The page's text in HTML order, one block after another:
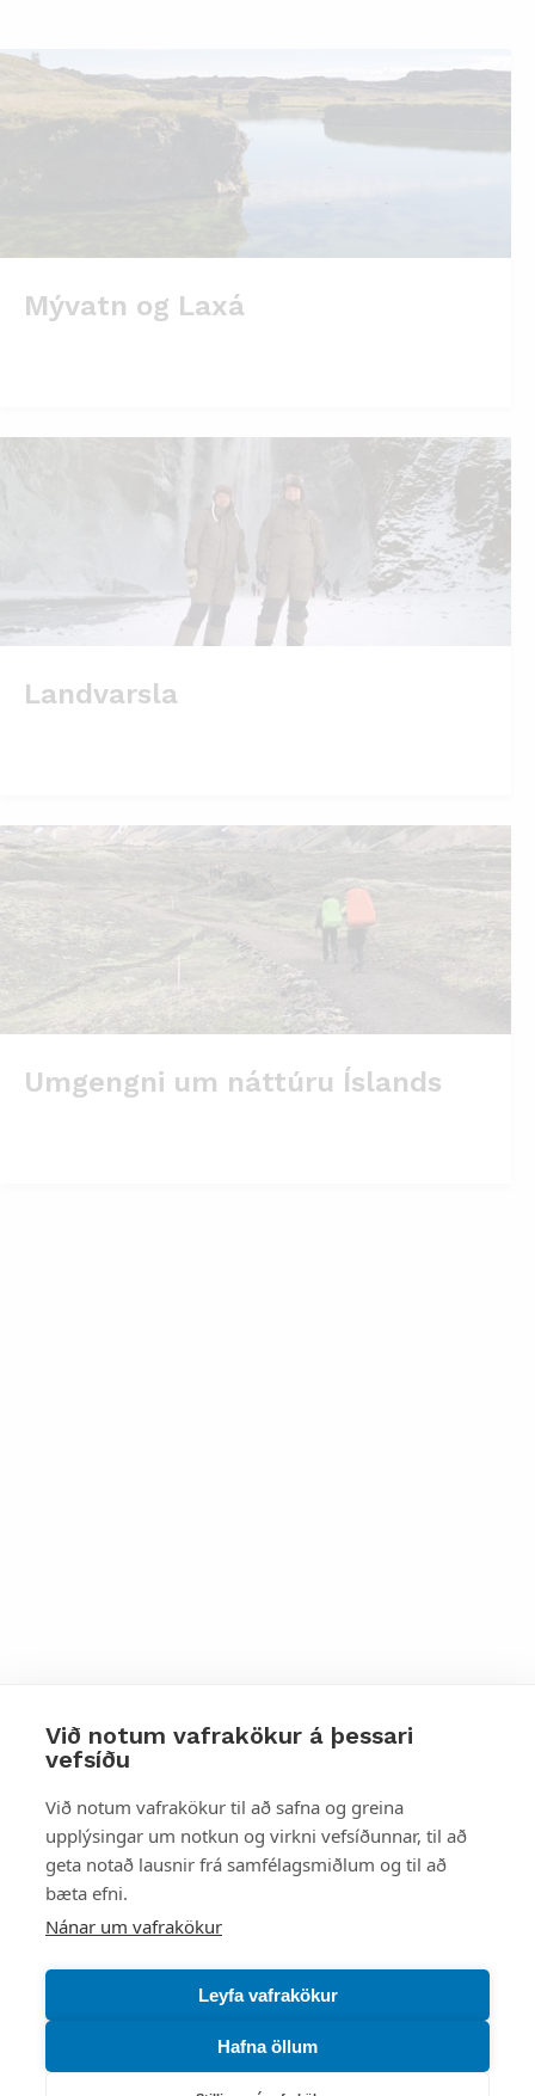
Við notum vafrakökur á þessari
vefsíðu
Við notum vafrakökur til að safna og greina
upplýsingar um notkun og virkni vefsíðunnar, til að
geta notað lausnir frá samfélagsmiðlum og til að
bæta efni.
Nánar um vafrakökur
Leyfa vafrakökur
Hafna öllum
Mývatn og Laxá
Landvarsla
Umgengni um náttúru Íslands
Styttu þér leið
Mest skoðað
Starfsstöðvar
Náttúruverndarstofnun